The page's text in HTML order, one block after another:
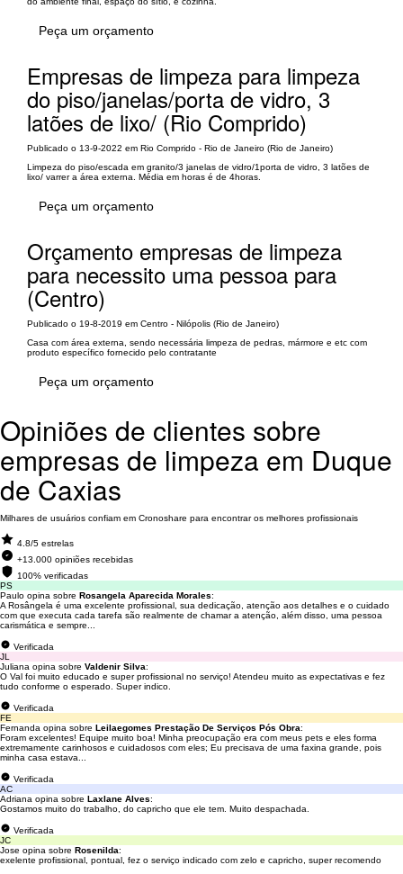
Peça um orçamento
Empresas de limpeza para limpeza
do piso/janelas/porta de vidro, 3
latões de lixo/ (Rio Comprido)
Publicado o 13-9-2022 em Rio Comprido - Rio de Janeiro (Rio de Janeiro)
Limpeza do piso/escada em granito/3 janelas de vidro/1porta de vidro, 3 latões de
lixo/ varrer a área externa. Média em horas é de 4horas.
Peça um orçamento
Orçamento empresas de limpeza
para necessito uma pessoa para
(Centro)
Publicado o 19-8-2019 em Centro - Nilópolis (Rio de Janeiro)
Casa com área externa, sendo necessária limpeza de pedras, mármore e etc com
produto específico fornecido pelo contratante
Peça um orçamento
Opiniões de clientes sobre
empresas de limpeza em Duque
de Caxias
Milhares de usuários confiam em Cronoshare para encontrar os melhores profissionais
4.8/5 estrelas
+13.000 opiniões recebidas
100% verificadas
PS
Paulo opina sobre Rosangela Aparecida Morales:
A Rosângela é uma excelente profissional, sua dedicação, atenção aos detalhes e o cuidado
com que executa cada tarefa são realmente de chamar a atenção, além disso, uma pessoa
carismática e sempre...
Verificada
JL
Juliana opina sobre Valdenir Silva:
O Val foi muito educado e super profissional no serviço! Atendeu muito as expectativas e fez
tudo conforme o esperado. Super indico.
Verificada
FE
Fernanda opina sobre Leilaegomes Prestação De Serviços Pós Obra:
Foram excelentes! Equipe muito boa! Minha preocupação era com meus pets e eles forma
extremamente carinhosos e cuidadosos com eles; Eu precisava de uma faxina grande, pois
minha casa estava...
Verificada
AC
Adriana opina sobre Laxlane Alves:
Gostamos muito do trabalho, do capricho que ele tem. Muito despachada.
Verificada
JC
Jose opina sobre Rosenilda:
exelente profissional, pontual, fez o serviço indicado com zelo e capricho, super recomendo